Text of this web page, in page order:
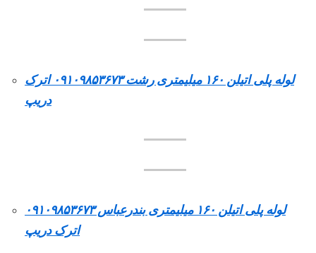
لوله پلی اتیلن ۱۶۰ میلیمتری رشت ۰۹۱۰۹۸۵۳۶۷۳ اترک
دریپ
لوله پلی اتیلن ۱۶۰ میلیمتری بندرعباس ۰۹۱۰۹۸۵۳۶۷۳
اترک دریپ